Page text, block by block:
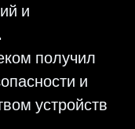
и
получил
и
устройств